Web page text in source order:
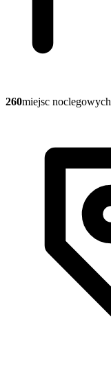
260miejsc noclegowych